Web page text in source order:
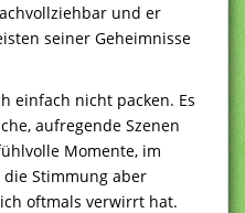
und er
seiner Geheimnisse
einfach nicht packen. Es
aufregende Szenen
Momente, im
Stimmung aber
oftmals verwirrt hat.